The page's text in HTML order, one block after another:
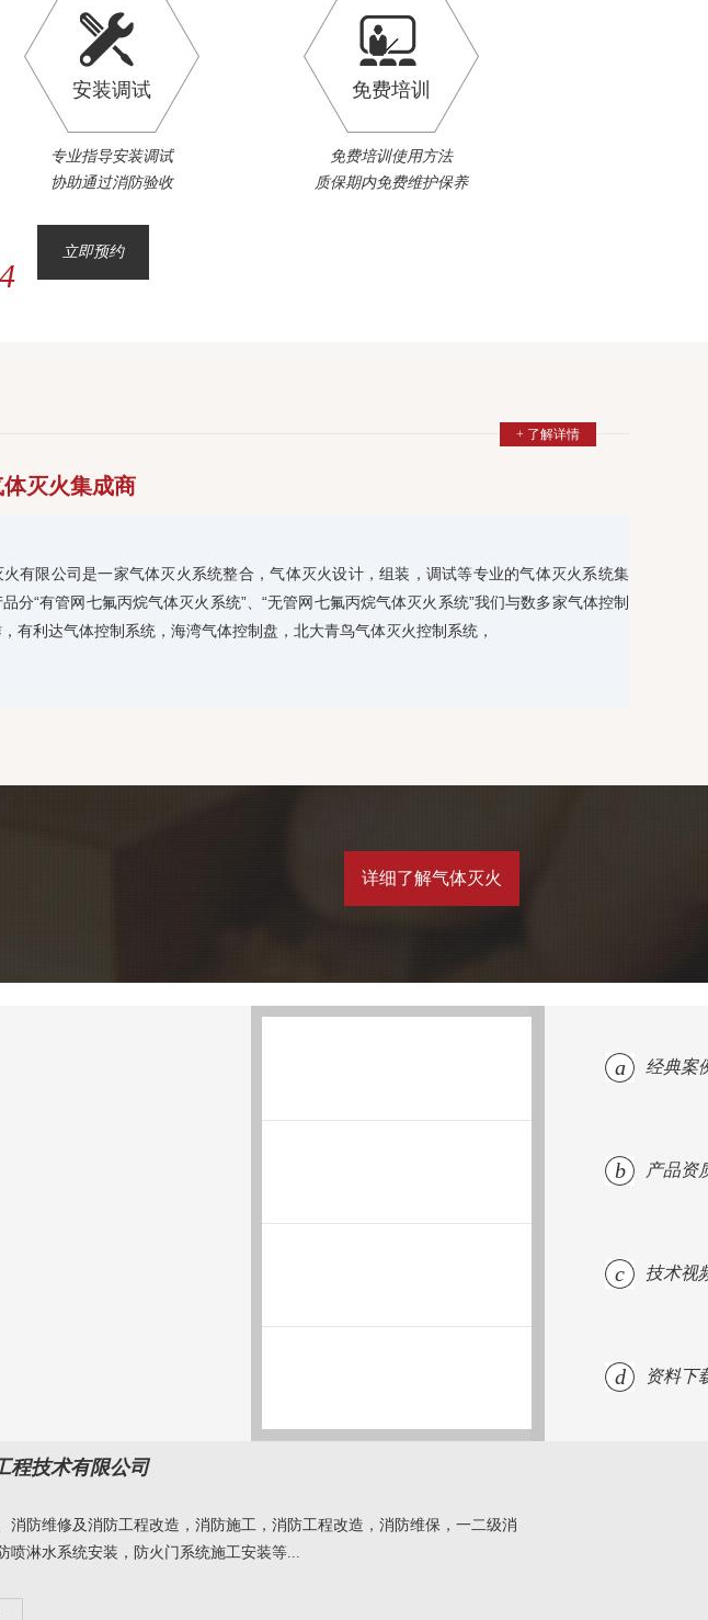
安装调试
专业指导安装调试
协助通过消防验收
免费培训
免费培训使用方法
质保期内免费维护保养
立即预约
+ 了解详情
灭火集成商
有限公司是一家气体灭火系统整合，气体灭火设计，组装，调试等专业的气体灭火系统集
分“有管网七氟丙烷气体灭火系统”、“无管网七氟丙烷气体灭火系统”我们与数多家气体控制
有利达气体控制系统，海湾气体控制盘，北大青鸟气体灭火控制系统，
详细了解气体灭火
a 经典案
b 产品资
c 技术视
d 资料下
程技术有限公司
防维修及消防工程改造，消防施工，消防工程改造，消防维保，一二级消
喷淋水系统安装，防火门系统施工安装等...